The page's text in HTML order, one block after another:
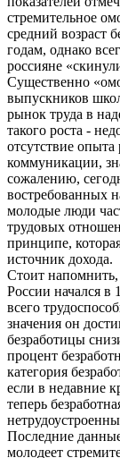
стремительное
средний возраст
годам, однако
россияне
Существенно
выпускников
рынок труда в
такого роста -
отсутствие
коммуникации,
сожалению,
востребованных
молодые люди
трудовых
принципе,
источник дохода.
Стоит
России начался в
всего
значения он
безработицы
процент
категория
если в недавние
теперь
Последние
молодеет